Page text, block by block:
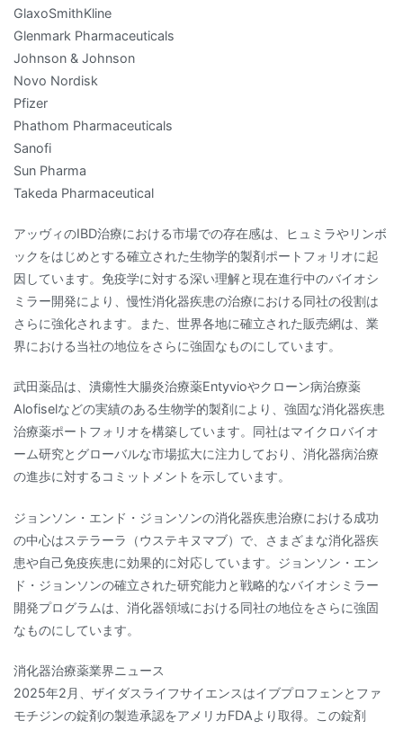
GlaxoSmithKline
Glenmark Pharmaceuticals
Johnson & Johnson
Novo Nordisk
Pfizer
Phathom Pharmaceuticals
Sanofi
Sun Pharma
Takeda Pharmaceutical
アッヴィのIBD治療における市場での存在感は、ヒュミラやリンボ
ックをはじめとする確立された生物学的製剤ポートフォリオに起
因しています。免疫学に対する深い理解と現在進行中のバイオシ
ミラー開発により、慢性消化器疾患の治療における同社の役割は
さらに強化されます。また、世界各地に確立された販売網は、業
界における当社の地位をさらに強固なものにしています。
武田薬品は、潰瘍性大腸炎治療薬Entyvioやクローン病治療薬
Alofiselなどの実績のある生物学的製剤により、強固な消化器疾患
治療薬ポートフォリオを構築しています。同社はマイクロバイオ
ーム研究とグローバルな市場拡大に注力しており、消化器病治療
の進歩に対するコミットメントを示しています。
ジョンソン・エンド・ジョンソンの消化器疾患治療における成功
の中心はステラーラ（ウステキヌマブ）で、さまざまな消化器疾
患や自己免疫疾患に効果的に対応しています。ジョンソン・エン
ド・ジョンソンの確立された研究能力と戦略的なバイオシミラー
開発プログラムは、消化器領域における同社の地位をさらに強固
なものにしています。
消化器治療薬業界ニュース
2025年2月、ザイダスライフサイエンスはイブプロフェンとファ
モチジンの錠剤の製造承認をアメリカFDAより取得。この錠剤